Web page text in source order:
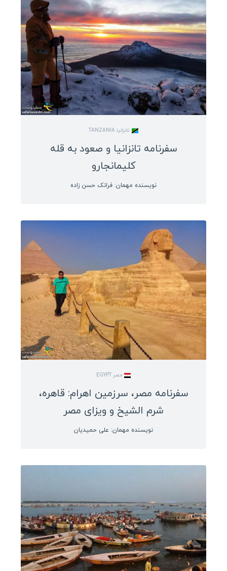
تانزانیا TANZANIA
سفرنامه تانزانیا و صعود به قله
کلیمانجارو
نویسنده مهمان: فرانک حسن زاده
مصر EGYPT
سفرنامه مصر، سرزمین اهرام: قاهره،
شرم الشیخ و ویزای مصر
نویسنده مهمان: علی حمیدیان